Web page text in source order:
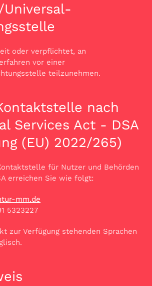
Universal­
oder verpflichtet, an
vor einer
teilzunehmen.
nach
Services Act - DSA
(EU) 2022/265)
für Nutzer und Behörden
erreichen Sie wie folgt:
mm.de
5323227
zur Verfügung stehenden Sprachen